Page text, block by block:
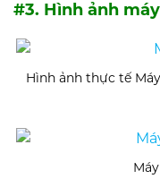
#3. Hình ảnh
Hình ảnh thực tế